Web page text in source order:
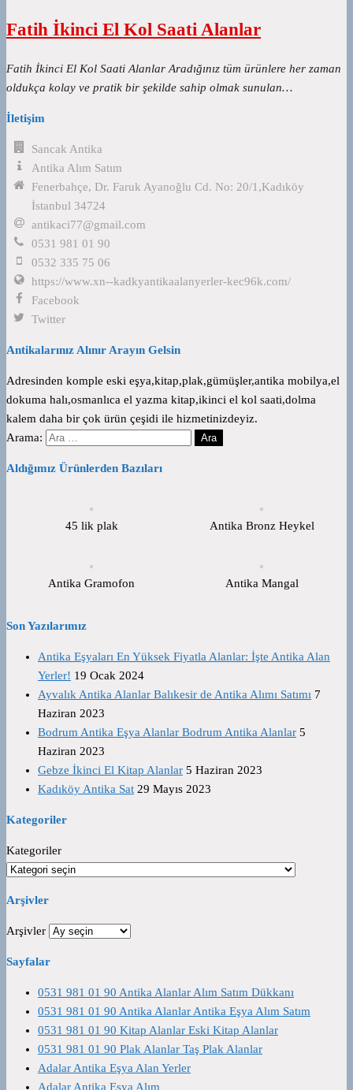
Fatih İkinci El Kol Saati Alanlar
Fatih İkinci El Kol Saati Alanlar Aradığınız tüm ürünlere her zaman
oldukça kolay ve pratik bir şekilde sahip olmak sunulan…
İletişim
Sancak Antika
Antika Alım Satım
Fenerbahçe, Dr. Faruk Ayanoğlu Cd. No: 20/1,Kadıköy
İstanbul 34724
antikaci77@gmail.com
0531 981 01 90
0532 335 75 06
https://www.xn--kadkyantikaalanyerler-kec96k.com/
Facebook
Twitter
Antikalarınız Alınır Arayın Gelsin
Adresinden komple eski eşya,kitap,plak,gümüşler,antika mobilya,el
dokuma halı,osmanlıca el yazma kitap,ikinci el kol saati,dolma
kalem daha bir çok ürün çeşidi ile hizmetinizdeyiz.
Arama:
Aldığımız Ürünlerden Bazıları
45 lik plak Antika Bronz Heykel
Antika Gramofon Antika Mangal
Son Yazılarımız
Antika Eşyaları En Yüksek Fiyatla Alanlar: İşte Antika Alan
Yerler! 19 Ocak 2024
Ayvalık Antika Alanlar Balıkesir de Antika Alımı Satımı 7
Haziran 2023
Bodrum Antika Eşya Alanlar Bodrum Antika Alanlar 5
Haziran 2023
Gebze İkinci El Kitap Alanlar 5 Haziran 2023
Kadıköy Antika Sat 29 Mayıs 2023
Kategoriler
Kategoriler
Arşivler
Arşivler
Sayfalar
0531 981 01 90 Antika Alanlar Alım Satım Dükkanı
0531 981 01 90 Antika Alanlar Antika Eşya Alım Satım
0531 981 01 90 Kitap Alanlar Eski Kitap Alanlar
0531 981 01 90 Plak Alanlar Taş Plak Alanlar
Adalar Antika Eşya Alan Yerler
Adalar Antika Eşya Alım